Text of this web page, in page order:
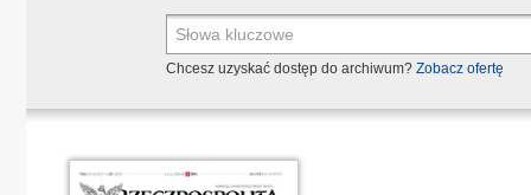
Chcesz uzyskać dostęp do archiwum? Zobacz ofertę